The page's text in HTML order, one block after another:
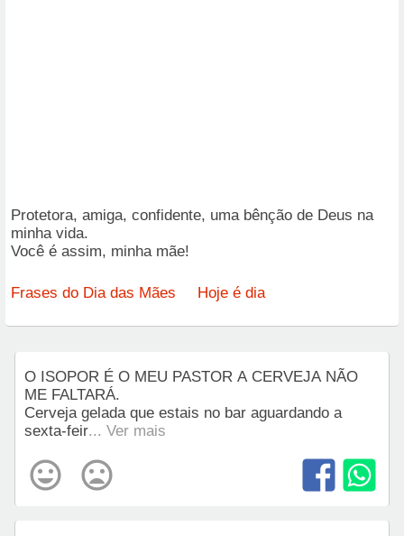
Protetora, amiga, confidente, uma bênção de Deus na
minha vida.
Você é assim, minha mãe!
Frases do Dia das Mães Hoje é dia
O ISOPOR É O MEU PASTOR A CERVEJA NÃO
ME FALTARÁ.
Cerveja gelada que estais no bar aguardando a
sexta-feir... Ver mais